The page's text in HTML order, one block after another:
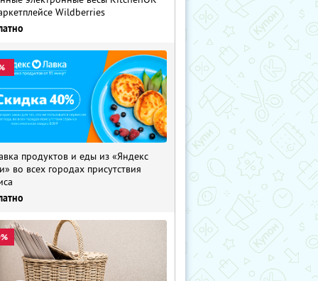
Wildberries
продуктов и еды из «Яндекс
во всех городах присутствия